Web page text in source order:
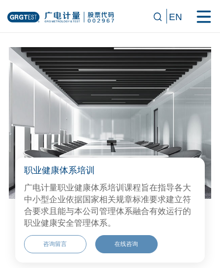
EN
职业健康体系培训
广电计量职业健康体系培训课程旨在指导各大
中小型企业依据国家相关规章标准要求建立符
合要求且能与本公司管理体系融合有效运行的
职业健康安全管理体系。
咨询留言 在线咨询